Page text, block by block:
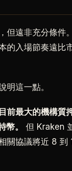
但遠非充分條件
的入場節奏遠比
明這一點。
前最大的機構質
。
但 Kraken
關協議將近 8 到